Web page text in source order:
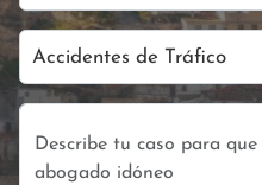
Accidentes de Tráfico